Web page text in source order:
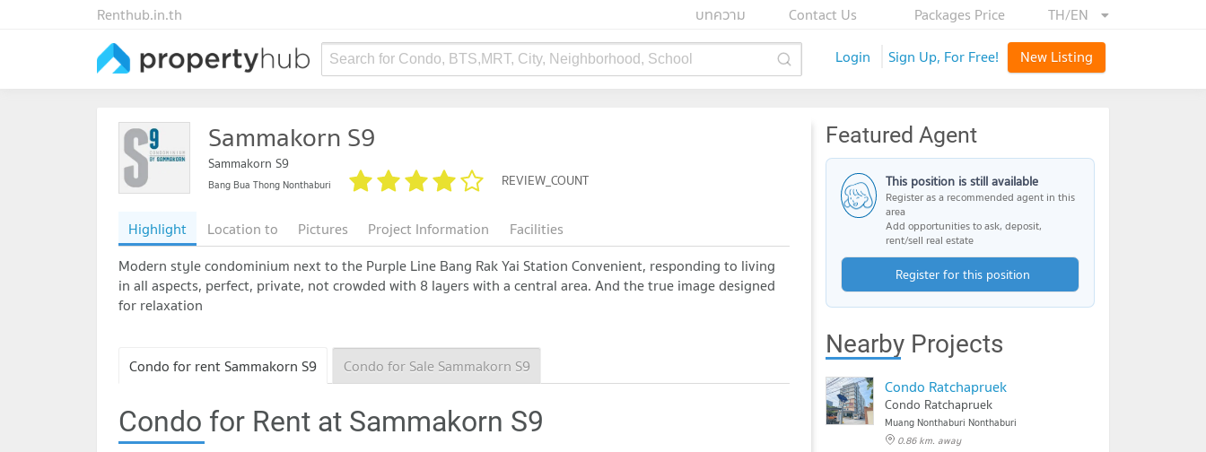
TH/EN
Packages Price
Contact Us
บทความ
Renthub.in.th
Search for Condo, BTS,MRT, City, Neighborhood, School Login Sign Up, For Free! New Listing
Sammakorn S9
Sammakorn S9
Bang Bua Thong Nonthaburi REVIEW_COUNT
Highlight Location to Pictures Project Information
Facilities
Modern style condominium next to the Purple Line Bang Rak Yai Station Convenient, responding to living
in all aspects, perfect, private, not crowded with 8 layers with a central area. And the true image designed
for relaxation
Condo for rent Sammakorn S9 Condo for Sale Sammakorn S9
Condo for Rent at Sammakorn S9
Featured Agent
This position is still available
Register as a recommended agent in this
area
Add opportunities to ask, deposit,
rent/sell real estate
Register for this position
Nearby Projects
Condo Ratchapruek
Condo Ratchapruek
Muang Nonthaburi Nonthaburi
0.86 km. away